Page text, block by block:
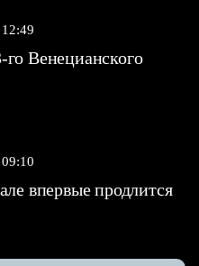
Венецианского
впервые продлится